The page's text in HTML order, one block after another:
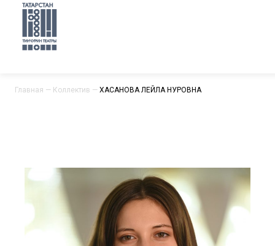
Главная — Коллектив — ХАСАНОВА ЛЕЙЛА НУРОВНА